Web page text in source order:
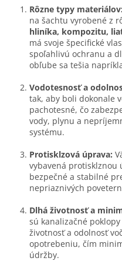
Rôzne typy materiálov:
na šachtu vyrobené z
hliníka, kompozitu,
má svoje špecifické
spoľahlivú ochranu a
obľube sa tešia
Vodotesnosť a
tak, aby boli dokonale
pachotesné, čo
vody, plynu a
systému.
Protisklzová úprava:
vybavená protisklznou
bezpečné a stabilné
nepriaznivých
Dlhá životnosť a
sú kanalizačné
životnosť a odolnosť
opotrebeniu, čím
údržby.